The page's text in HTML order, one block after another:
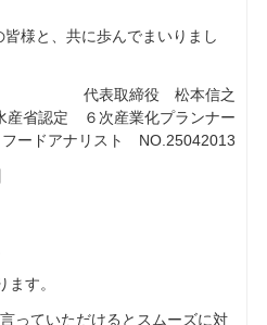
皆様と、共に歩んでまいりまし
代表取締役 松本信之
産省認定 ６次産業化プランナー
フードアナリスト NO.25042013
ます。
っていただけるとスムーズに対